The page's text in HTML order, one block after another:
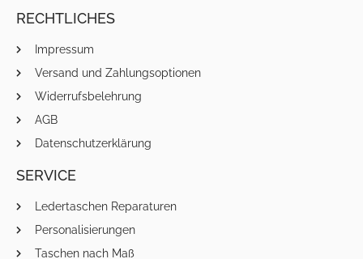
RECHTLICHES
Impressum
Versand und Zahlungsoptionen
Widerrufsbelehrung
AGB
Datenschutzerklärung
SERVICE
Ledertaschen Reparaturen
Personalisierungen
Taschen nach Maß